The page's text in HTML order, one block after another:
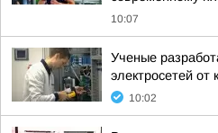
10:07
Ученые
электросетей от
10:02